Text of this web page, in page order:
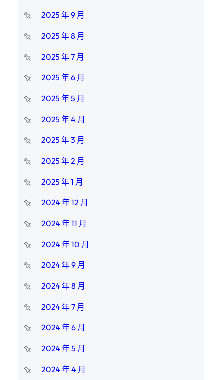
2025 年 9 月
2025 年 8 月
2025 年 7 月
2025 年 6 月
2025 年 5 月
2025 年 4 月
2025 年 3 月
2025 年 2 月
2025 年 1 月
2024 年 12 月
2024 年 11 月
2024 年 10 月
2024 年 9 月
2024 年 8 月
2024 年 7 月
2024 年 6 月
2024 年 5 月
2024 年 4 月